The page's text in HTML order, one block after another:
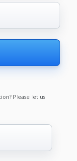
Please let us